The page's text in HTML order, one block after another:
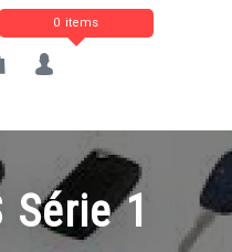
0 items
Série 1